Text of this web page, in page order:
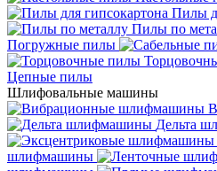
Пилы
Пилы по
Погружные пилы
Цепные пилы
Шлифовальные машины
Дельта
шлифмашины